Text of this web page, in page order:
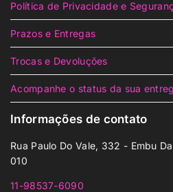
Política de Privacidade e
Prazos e Entregas
Trocas e Devoluções
Acompanhe o status da sua
Informações de contato
Rua Paulo Do Vale, 332 - Embu
010
11-98537-6090